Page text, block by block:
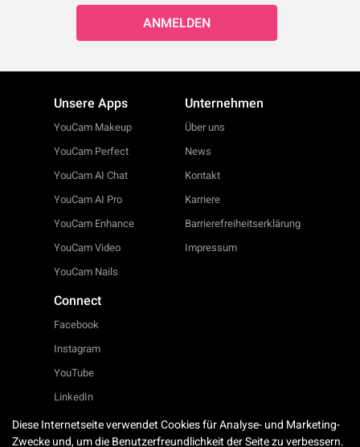
ANMELDEN
Unsere Apps
YouCam Makeup
YouCam Perfect
YouCam AI Chat
YouCam AI Pro
YouCam Enhance
YouCam Video
YouCam Nails
Unternehmen
Über uns
News
Kontakt
Karriere
Barrierefreiheitserklärung
Impressum
Connect
Facebook
Instagram
YouTube
LinkedIn
Twitter
Diese Internetseite verwendet Cookies für Analyse- und Marketing-
Zwecke und, um die Benutzerfreundlichkeit der Seite zu verbessern.